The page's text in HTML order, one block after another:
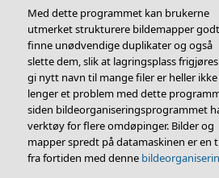
Med dette programmet kan brukerne
utmerket strukturere bildemapper
finne unødvendige duplikater og også
slette dem, slik at lagringsplass
gi nytt navn til mange filer er heller ikke
lenger et problem med dette
siden bildeorganiseringsprogrammet
verktøy for flere omdøpinger. Bilder og
mapper spredt på datamaskinen er en
fra fortiden med denne